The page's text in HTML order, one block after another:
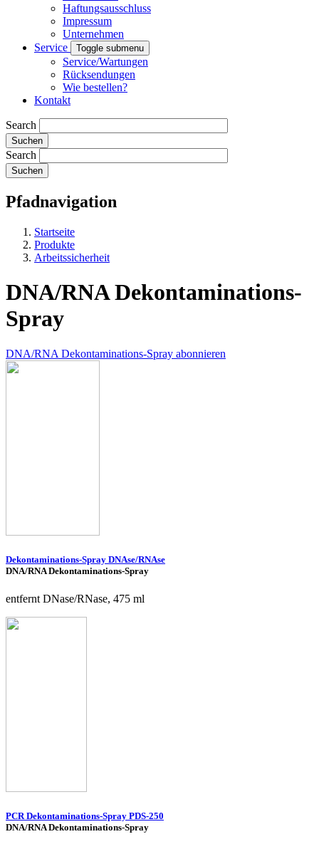
Haftungsausschluss
Impressum
Unternehmen
Service
Toggle submenu
Service/Wartungen
Rücksendungen
Wie bestellen?
Kontakt
Search
Search
Pfadnavigation
Startseite
Produkte
Arbeitssicherheit
DNA/RNA Dekontaminations-
Spray
DNA/RNA Dekontaminations-Spray abonnieren
Dekontaminations-Spray DNAse/RNAse
DNA/RNA Dekontaminations-Spray
entfernt DNase/RNase, 475 ml
PCR Dekontaminations-Spray PDS-250
DNA/RNA Dekontaminations-Spray